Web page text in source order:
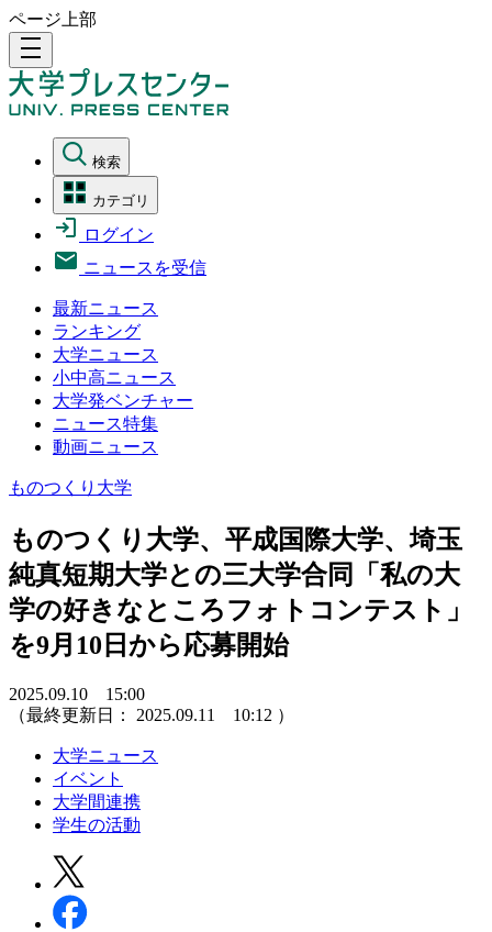
ページ上部
density_medium
検索
カテゴリ
ログイン
ニュースを受信
最新ニュース
ランキング
大学ニュース
小中高ニュース
大学発ベンチャー
ニュース特集
動画ニュース
ものつくり大学
ものつくり大学、平成国際大学、埼玉
純真短期大学との三大学合同「私の大
学の好きなところフォトコンテスト」
を9月10日から応募開始
2025.09.10 15:00
（最終更新日： 2025.09.11 10:12 ）
大学ニュース
イベント
大学間連携
学生の活動